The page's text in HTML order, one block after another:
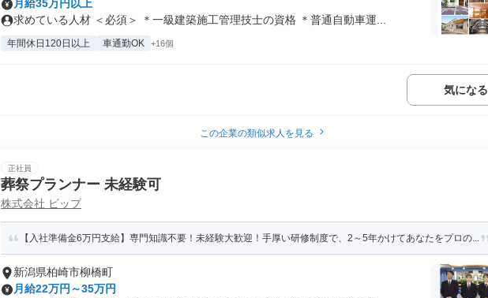
月給35万円以上
求めている人材 ＜必須＞ ＊一級建築施工管理技士の資格 ＊普通自動車運...
年間休日120日以上 車通勤OK +16個
気になる
この企業の類似求人を見る
正社員
葬祭プランナー 未経験可
株式会社 ビップ
【入社準備金6万円支給】専門知識不要！未経験大歓迎！手厚い研修制度で、2～5年かけてあなたをプロの...
新潟県柏崎市柳橋町
月給22万円～35万円